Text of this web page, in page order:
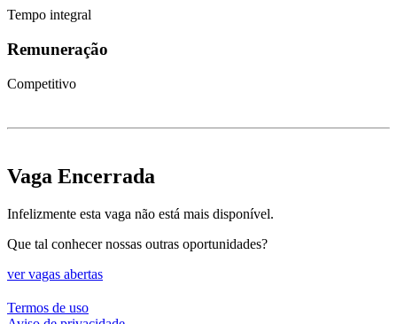
Tempo integral
Remuneração
Competitivo
Vaga Encerrada
Infelizmente esta vaga não está mais disponível.
Que tal conhecer nossas outras oportunidades?
ver vagas abertas
Termos de uso